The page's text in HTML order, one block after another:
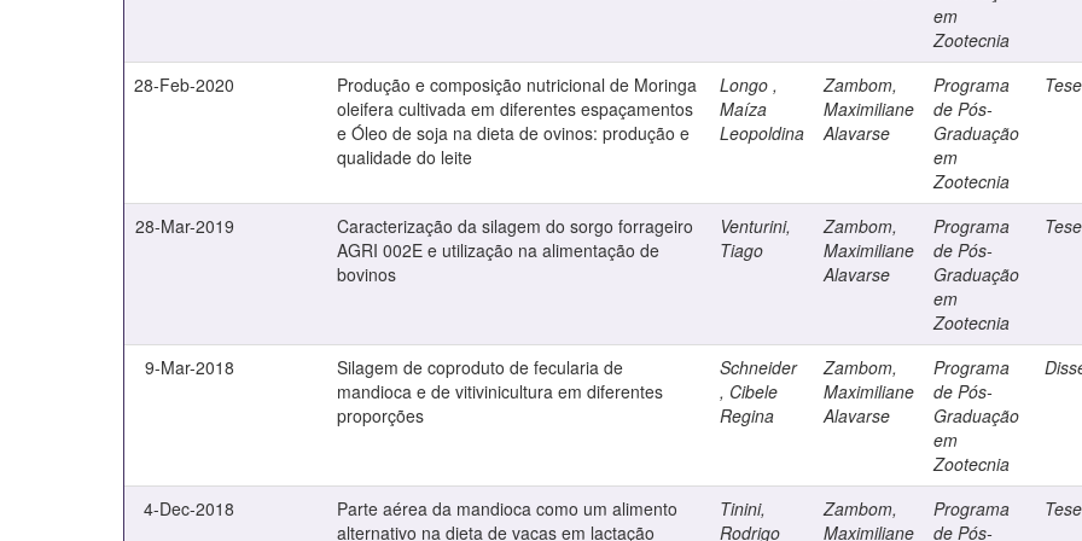
em
Zootecnia
28-Feb-2020
Produção e composição nutricional de Moringa
oleifera cultivada em diferentes espaçamentos
e Óleo de soja na dieta de ovinos: produção e
qualidade do leite
Longo ,
Maíza
Leopoldina
Zambom,
Maximiliane
Alavarse
Programa
de Pós-
Graduação
em
Zootecnia
Tese
28-Mar-2019
Caracterização da silagem do sorgo forrageiro
AGRI 002E e utilização na alimentação de
bovinos
Venturini,
Tiago
Zambom,
Maximiliane
Alavarse
Programa
de Pós-
Graduação
em
Zootecnia
Tese
9-Mar-2018
Silagem de coproduto de fecularia de
mandioca e de vitivinicultura em diferentes
proporções
Schneider
, Cibele
Regina
Zambom,
Maximiliane
Alavarse
Programa
de Pós-
Graduação
em
Zootecnia
4-Dec-2018
Parte aérea da mandioca como um alimento
alternativo na dieta de vacas em lactação
Tinini,
Rodrigo
Zambom,
Maximiliane
Programa
de Pós-
Tese